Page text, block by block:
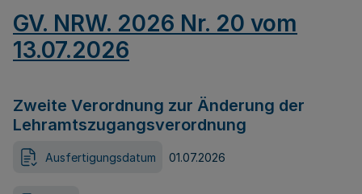
GV. NRW. 2026 Nr. 20 vom
13.07.2026
Zweite Verordnung zur Änderung der
Lehramtszugangsverordnung
Ausfertigungsdatum 01.07.2026